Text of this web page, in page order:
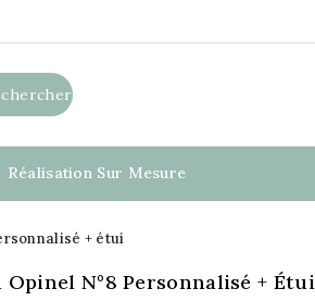
Réalisation Sur Mesure
+ étui
Opinel N°8 Personnalisé + Étui